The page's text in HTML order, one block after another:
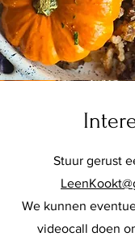
Stuur gerust
We kunnen
videocall doen